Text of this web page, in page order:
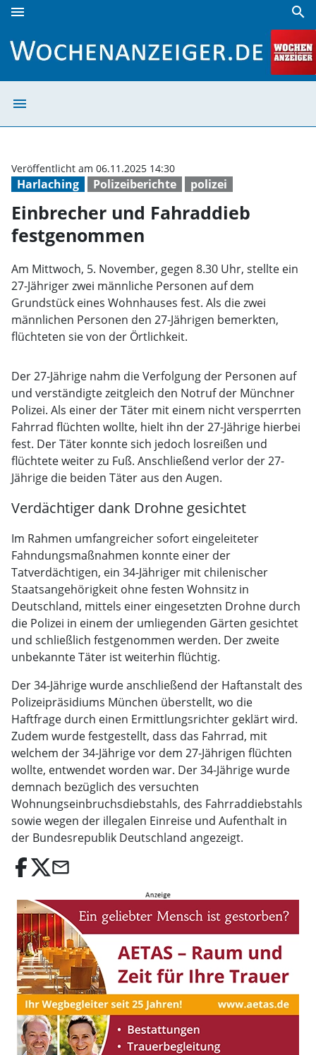
menu search
menu
Harlaching Polizeiberichte polizei
Veröffentlicht am 06.11.2025 14:30
Einbrecher und Fahraddieb
festgenommen
Am Mittwoch, 5. November, gegen 8.30 Uhr, stellte ein
27-Jähriger zwei männliche Personen auf dem
Grundstück eines Wohnhauses fest. Als die zwei
männlichen Personen den 27-Jährigen bemerkten,
flüchteten sie von der Örtlichkeit.
Der 27-Jährige nahm die Verfolgung der Personen auf
und verständigte zeitgleich den Notruf der Münchner
Polizei. Als einer der Täter mit einem nicht versperrten
Fahrrad flüchten wollte, hielt ihn der 27-Jährige hierbei
fest. Der Täter konnte sich jedoch losreißen und
flüchtete weiter zu Fuß. Anschließend verlor der 27-
Jährige die beiden Täter aus den Augen.
Verdächtiger dank Drohne gesichtet
Im Rahmen umfangreicher sofort eingeleiteter
Fahndungsmaßnahmen konnte einer der
Tatverdächtigen, ein 34-Jähriger mit chilenischer
Staatsangehörigkeit ohne festen Wohnsitz in
Deutschland, mittels einer eingesetzten Drohne durch
die Polizei in einem der umliegenden Gärten gesichtet
und schließlich festgenommen werden. Der zweite
unbekannte Täter ist weiterhin flüchtig.
Der 34-Jährige wurde anschließend der Haftanstalt des
Polizeipräsidiums München überstellt, wo die
Haftfrage durch einen Ermittlungsrichter geklärt wird.
Zudem wurde festgestellt, dass das Fahrrad, mit
welchem der 34-Jährige vor dem 27-Jährigen flüchten
wollte, entwendet worden war. Der 34-Jährige wurde
demnach bezüglich des versuchten
Wohnungseinbruchsdiebstahls, des Fahrraddiebstahls
sowie wegen der illegalen Einreise und Aufenthalt in
der Bundesrepublik Deutschland angezeigt.
email